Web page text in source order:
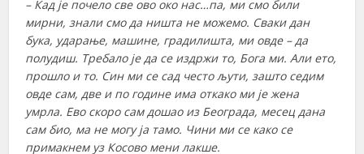
– Кад је почело све ово око нас…па, ми смо били
мирни, знали смо да ништа не можемо. Сваки дан
бука, ударање, машине, градилишта, ми овде – да
полудиш. Требало је да се издржи то, Бога ми. Али ето,
прошло и то. Син ми се сад често љути, зашто седим
овде сам, две и по године има откако ми је жена
умрла. Ево скоро сам дошао из Београда, месец дана
сам био, ма не могу ја тамо. Чини ми се како се
примакнем уз Косово мени лакше.